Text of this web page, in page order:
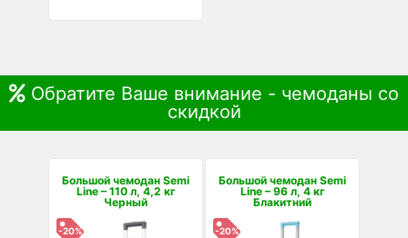
Обратите Ваше внимание - чемоданы со
скидкой
Большой чемодан Semi
Line – 110 л, 4,2 кг
Черный
-20%
Большой чемодан Semi
Line – 96 л, 4 кг
Блакитний
-20%